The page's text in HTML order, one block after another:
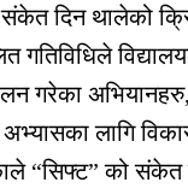
संकेत दिन थालेको
गरेका
लागि
“सिफ्ट” को संकेत